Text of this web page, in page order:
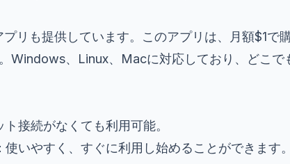
リも提供しています。このアプリは、月額$1で購
Windows、Linux、Macに対応しており、どこで
接続がなくても利用可能。
: 使いやすく、すぐに利用し始めることができます。